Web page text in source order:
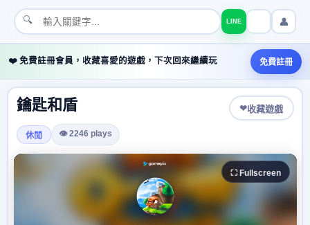
🔍 LINE 👤
❤️ 免費註冊會員，收藏喜愛的遊戲，下次回來繼續玩 免費註冊
鑰匙和盾 ❤收藏遊戲
休閒 👁 2246 plays
⛶ Fullscreen